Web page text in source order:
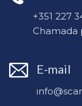
+351 227
Chamada
E-mail